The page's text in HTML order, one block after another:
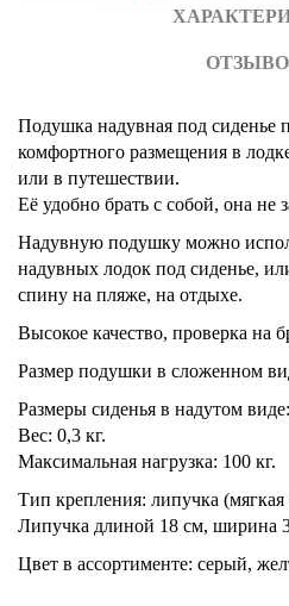
Подушка надувная под сиденье
комфортного размещения в
или в путешествии.
Её удобно брать с собой, она не
Надувную подушку можно
надувных лодок под сиденье,
спину на пляже, на отдыхе.
Высокое качество, проверка на
Размер подушки в сложенном
Размеры сиденья в надутом
Вес: 0,3 кг.
Максимальная нагрузка: 100 кг.
Тип крепления: липучка (мягкая
Липучка длиной 18 см, ширина
Цвет в ассортименте: серый,